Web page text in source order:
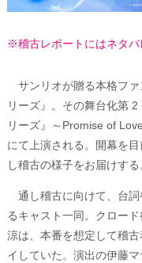
※稽古レポートにはネタバ
サンリオが贈る本格ファ
リーズ』。その舞台化第
リーズ』～Promise of
にて上演される。開幕を
し稽古の様子をお届けする
通し稽古に向けて、台詞
るキャスト一同。クロー
涼は、本番を想定して稽
イしていた。演出の伊藤